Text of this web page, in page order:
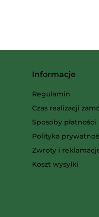
Informacje
Regulamin
Czas realizacji
Sposoby płatności
Polityka
Zwroty i
Koszt wysyłki